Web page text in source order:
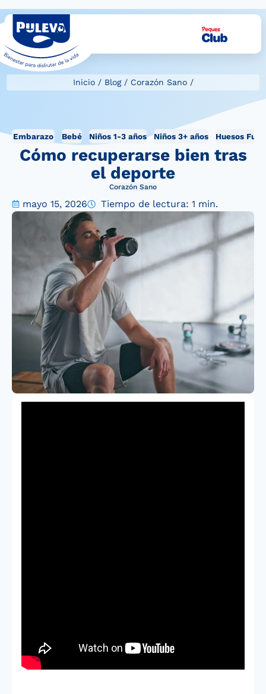
Inicio/ Blog/ Corazón Sano/
Embarazo Bebé Niños 1-3 años Niños 3+ años Huesos
Cómo recuperarse bien tras
el deporte
Corazón Sano
mayo 15, 2026 Tiempo de lectura: 1 min.